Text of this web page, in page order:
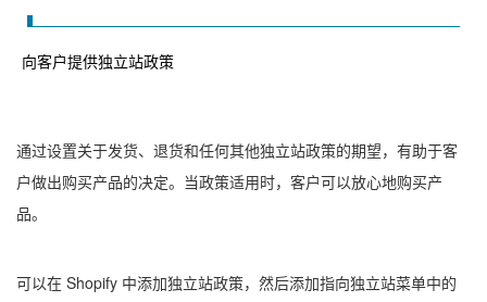
向客户提供独立站政策
通过设置关于发货、退货和任何其他独立站政策的期望，有助于客
户做出购买产品的决定。当政策适用时，客户可以放心地购买产
品。
可以在 Shopify 中添加独立站政策，然后添加指向独立站菜单中的